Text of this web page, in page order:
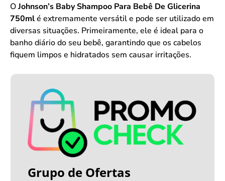
OJohnson’s Baby Shampoo Para Bebê De Glicerina
750mlé extremamente versátil e pode ser utilizado em
diversas situações. Primeiramente, ele é ideal para o
banho diário do seu bebê, garantindo que os cabelos
fiquem limpos e hidratados sem causar irritações.
Grupo de Ofertas